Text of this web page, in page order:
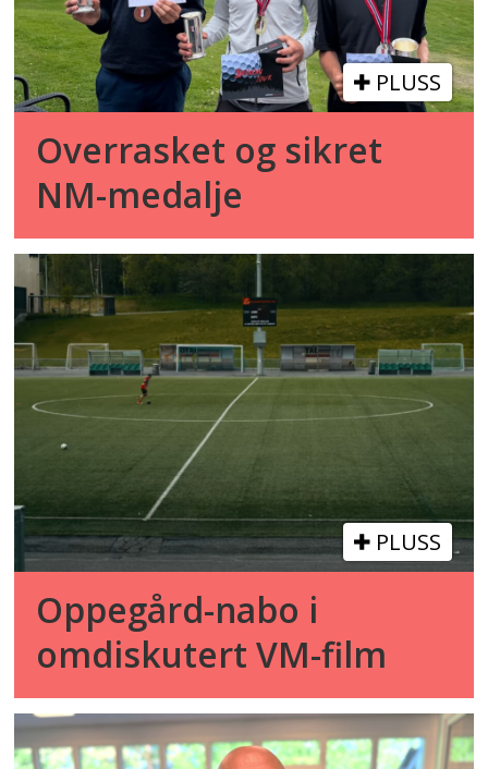
PLUSS
Overrasket og sikret
NM-medalje
PLUSS
Oppegård-nabo i
omdiskutert VM-film